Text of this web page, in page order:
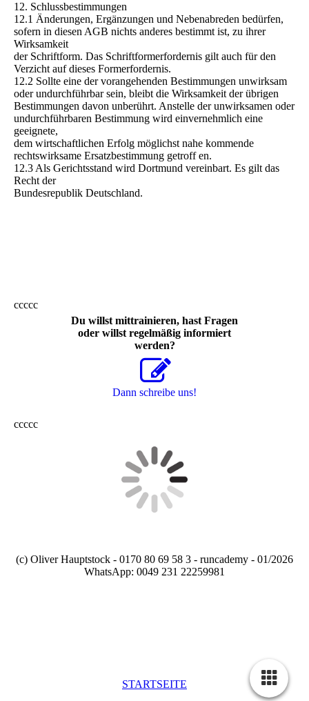
12. Schlussbestimmungen
12.1 Änderungen, Ergänzungen und Nebenabreden bedürfen,
sofern in diesen AGB nichts anderes bestimmt ist, zu ihrer
Wirksamkeit
der Schriftform. Das Schriftformerfordernis gilt auch für den
Verzicht auf dieses Formerfordernis.
12.2 Sollte eine der vorangehenden Bestimmungen unwirksam
oder undurchführbar sein, bleibt die Wirksamkeit der übrigen
Bestimmungen davon unberührt. Anstelle der unwirksamen oder
undurchführbaren Bestimmung wird einvernehmlich eine
geeignete,
dem wirtschaftlichen Erfolg möglichst nahe kommende
rechtswirksame Ersatzbestimmung getroff en.
12.3 Als Gerichtsstand wird Dortmund vereinbart. Es gilt das
Recht der
Bundesrepublik Deutschland.
ccccc
Du willst mittrainieren, hast Fragen
oder willst regelmäßig informiert
werden?
Dann schreibe uns!
ccccc
(c) Oliver Hauptstock - 0170 80 69 58 3 - runcademy - 01/2026
WhatsApp: 0049 231 22259981
STARTSEITE